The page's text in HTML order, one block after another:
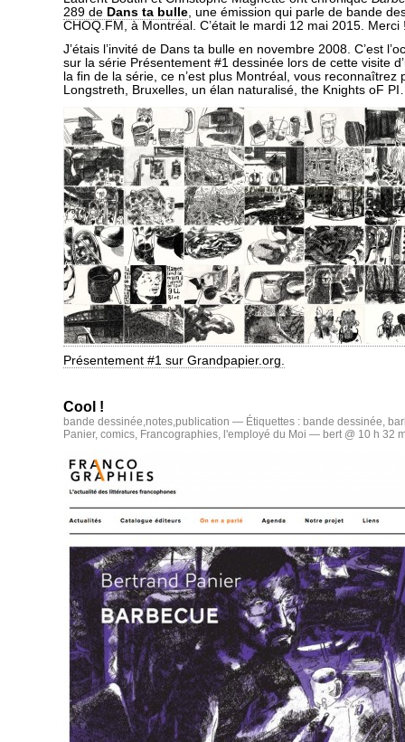
289 de Dans ta bulle, une émission qui parle de bande
CHOQ.FM, à Montréal. C’était le mardi 12 mai 2015. Merci
J’étais l’invité de Dans ta bulle en novembre 2008. C’est
sur la série Présentement #1 dessinée lors de cette visite
la fin de la série, ce n’est plus Montréal, vous reconnaîtrez
Longstreth, Bruxelles, un élan naturalisé, the Knights oF
Présentement #1 sur Grandpapier.org.
Cool !
bande dessinée,notes,publication — Étiquettes : bande dessinée,
Panier, comics, Francographies, l'employé du Moi — bert @ 10 h 32